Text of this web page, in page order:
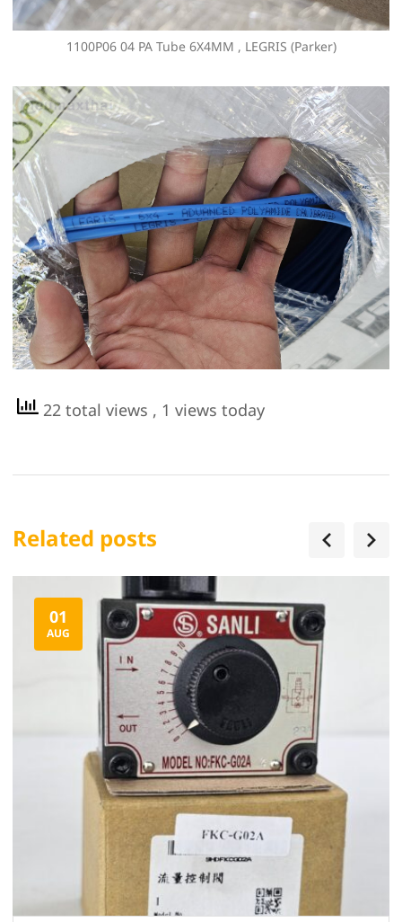
1100P06 04 PA Tube 6X4MM , LEGRIS (Parker)
22 total views , 1 views today
Related posts
01
AUG